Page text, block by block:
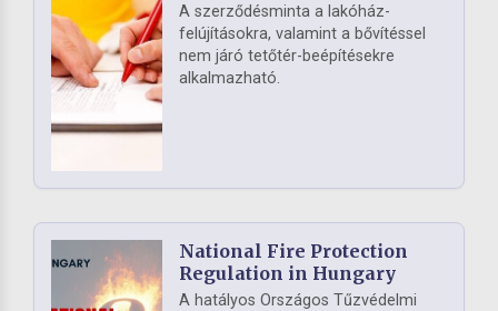
A szerződésminta a lakóház-
felújításokra, valamint a bővítéssel
nem járó tetőtér-beépítésekre
alkalmazható.
National Fire Protection
Regulation in Hungary
A hatályos Országos Tűzvédelmi